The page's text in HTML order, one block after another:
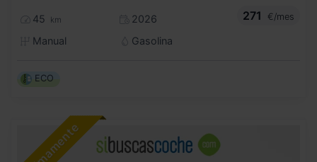
45 km
2026
Manual
Gasolina
271
€/mes
ECO